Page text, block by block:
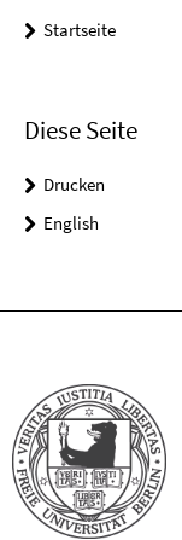
Startseite
Diese Seite
Drucken
English